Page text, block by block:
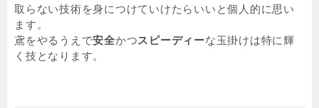
取らない技術を身につけていけたらいいと個人的に思い
ます。
鳶をやるうえで安全かつスピーディーな玉掛けは特に輝
く技となります。